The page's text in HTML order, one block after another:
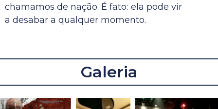
chamamos de nação. É fato: ela pode vir
a desabar a qualquer momento.
Galeria